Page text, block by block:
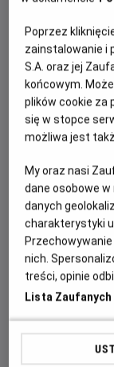
Kiedy kwiat
stworzenia
Rita staje się
się, powtarzając
pętli czasu Rita
przeżyciami, aż
również został
wyrwać się z
chaosie.
WIDZOWIE
ANIME
FILMOWYM.
ZAPASÓW!
Poprzez
zainstalowanie i
S.A. oraz jej
końcowym.
plików cookie za
się w stopce
możliwa jest
My oraz nasi
dane osobowe
danych
charakterystyki
nich.
treści, opinie
Lista